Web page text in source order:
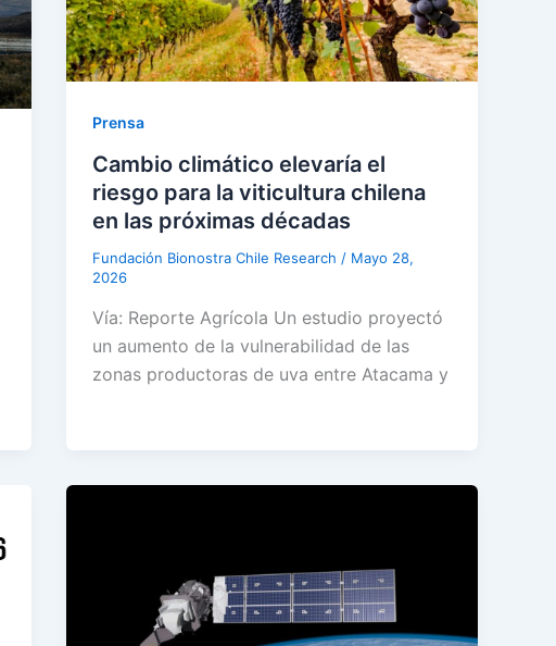
Prensa
Cambio climático elevaría el
riesgo para la viticultura chilena
en las próximas décadas
Fundación Bionostra Chile Research / Mayo 28,
2026
Vía: Reporte Agrícola Un estudio proyectó
un aumento de la vulnerabilidad de las
zonas productoras de uva entre Atacama y